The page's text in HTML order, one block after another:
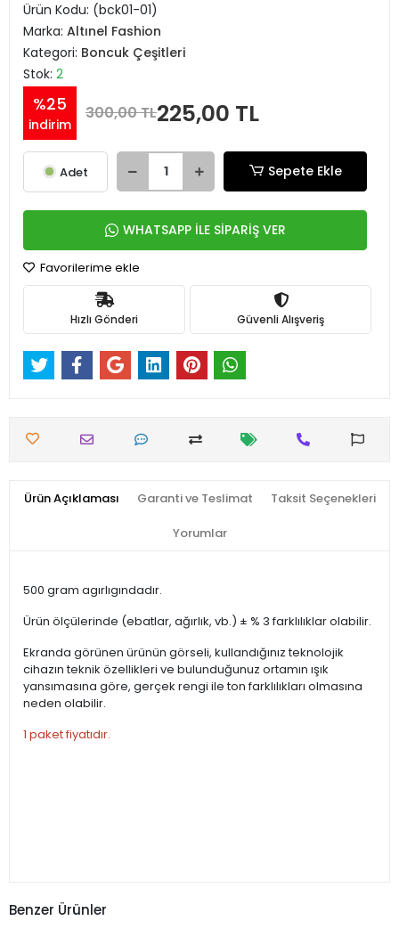
Ürün Kodu: (bck01-01)
Marka: Altınel Fashion
Kategori: Boncuk Çeşitleri
Stok: 2
%25
indirim
300,00 TL225,00 TL
Adet Sepete Ekle
WHATSAPP İLE SİPARİŞ VER
Favorilerime ekle
Hızlı Gönderi Güvenli Alışveriş
Ürün Açıklaması Garanti ve Teslimat Taksit Seçenekleri
Yorumlar
500 gram agırlıgındadır.
Ürün ölçülerinde (ebatlar, ağırlık, vb.) ± % 3 farklılıklar olabilir.
Ekranda görünen ürünün görseli, kullandığınız teknolojik
cihazın teknik özellikleri ve bulunduğunuz ortamın ışık
yansımasına göre, gerçek rengi ile ton farklılıkları olmasına
neden olabilir.
1 paket fiyatıdır.
Benzer Ürünler